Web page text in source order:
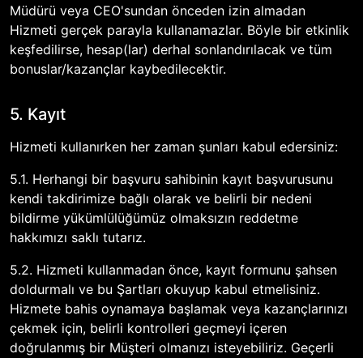
Müdürü veya CEO'sundan önceden izin almadan
Hizmeti gerçek parayla kullanamazlar. Böyle bir etkinlik
keşfedilirse, hesap(lar) derhal sonlandırılacak ve tüm
bonuslar/kazançlar kaybedilecektir.
5. Kayıt
Hizmeti kullanırken her zaman şunları kabul edersiniz:
5.1. Herhangi bir başvuru sahibinin kayıt başvurusunu
kendi takdirimize bağlı olarak ve belirli bir nedeni
bildirme yükümlülüğümüz olmaksızın reddetme
hakkımızı saklı tutarız.
5.2. Hizmeti kullanmadan önce, kayıt formunu şahsen
doldurmalı ve bu Şartları okuyup kabul etmelisiniz.
Hizmete bahis oynamaya başlamak veya kazançlarınızı
çekmek için, belirli kontrolleri geçmeyi içeren
doğrulanmış bir Müşteri olmanızı isteyebiliriz. Geçerli